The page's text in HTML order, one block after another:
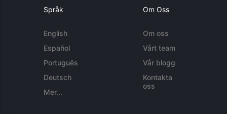
Språk
English
Español
Português
Deutsch
Mer...
Om Oss
Om oss
Vårt team
Vår blogg
Kontakta
oss